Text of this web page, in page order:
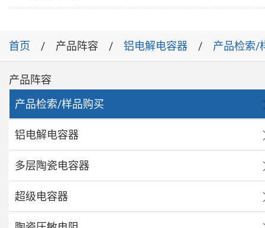
首页 产品阵容 铝电解电容器 产品检索/
产品阵容
产品检索/样品购买
铝电解电容器
多层陶瓷电容器
超级电容器